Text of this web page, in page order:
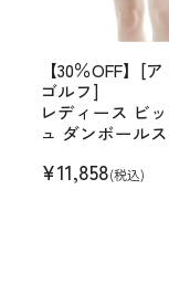
【30％OFF】[
ゴルフ]
レディース ビ
ュ ダンボール
¥11,858(税込)